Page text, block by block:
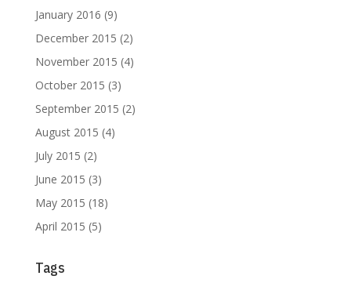
January 2016 (9)
December 2015 (2)
November 2015 (4)
October 2015 (3)
September 2015 (2)
August 2015 (4)
July 2015 (2)
June 2015 (3)
May 2015 (18)
April 2015 (5)
Tags